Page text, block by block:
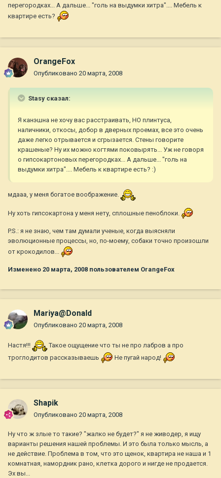
перегородках... А дальше... "голь на выдумки хитра".... Мебель к
квартире есть?
OrangeFox
Опубликовано 20 марта, 2008
Stasy сказал:
Я канэшна не хочу вас расстраивать, НО плинтуса,
наличники, откосы, добор в дверных проемах, все это очень
даже легко отрывается и сгрызается. Стены говорите
крашеные? Ну их можно когтями поковырять... Уж не говоря
о гипсокартоновых перегородках... А дальше... "голь на
выдумки хитра".... Мебель к квартире есть? :)
мдааа, у меня богатое воображение.
Ну хоть гипсокартона у меня нету, сплошные пеноблоки.
P.S.: я не знаю, чем там думали ученые, когда выясняли
эволюционные процессы, но, по-моему, собаки точно произошли
от крокодилов...
Изменено 20 марта, 2008 пользователем OrangeFox
Mariya@Donald
Опубликовано 20 марта, 2008
Настя!!!
Такое ощущение что ты не про лабров а про
троглодитов рассказываешь
Не пугай народ!
Shapik
Опубликовано 20 марта, 2008
Ну что ж злые то такие? "жалко не будет?" я не живодер, я ищу
варианты решения нашей проблемы. И это была только мысль, а
не действие. Проблема в том, что это щенок, квартира не наша и 1
комнатная, намордник рано, клетка дорого и нигде не продается.
Эх вы...